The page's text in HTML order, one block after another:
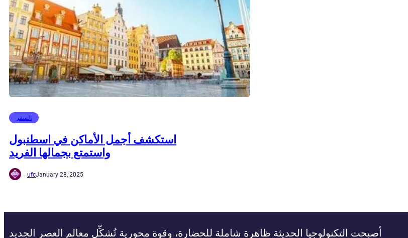
السفر
استكشف أجمل الأماكن في اسطنبول
واستمتع بجمالها الفريد
ufcJanuary 28, 2025
أصبحت التكنولوجيا الحديثة ظاهرة شاملة للحضارة، وقوة محورية تُشكِّل معالم العصر الجديد